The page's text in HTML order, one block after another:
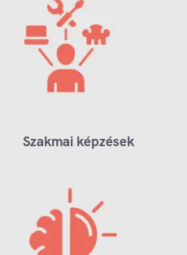
Szakmai képzések